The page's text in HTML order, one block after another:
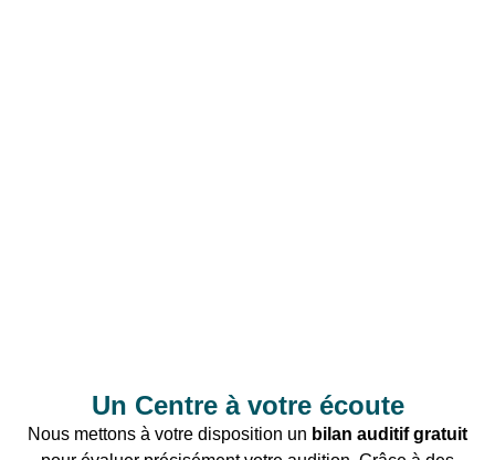
Un Centre à votre écoute
Nous mettons à votre disposition un bilan auditif gratuit